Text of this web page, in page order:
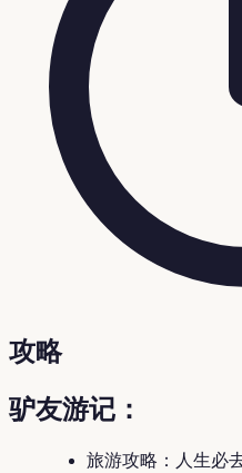
攻略
驴友游记：
旅游攻略：人生必